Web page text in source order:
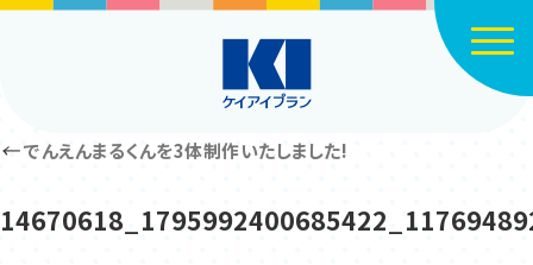
Click
←でんえんまるくんを3体制作いたしました!